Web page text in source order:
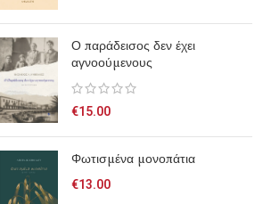
Ο παράδεισος δεν έχει
αγνοούμενους
€15.00
Φωτισμένα μονοπάτια
€13.00